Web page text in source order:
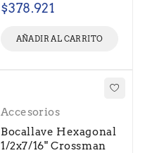
$378.921
AÑADIR AL CARRITO
Accesorios
Bocallave Hexagonal
1/2x7/16" Crossman